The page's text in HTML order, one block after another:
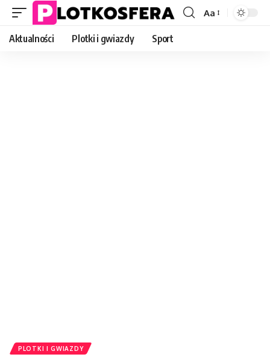
Font
Aa
Aktualności Plotki i gwiazdy Sport
PLOTKI I GWIAZDY